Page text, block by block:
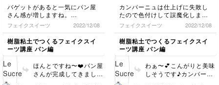
す😍パセリも頑張りまし
たね❤️ どれも100点満点
どころか300点あげちゃ
います😊❤️ こんなにも
可愛く作ってくださっ
て、ありがとうございま
した♪
がとうございました❤️
とても器用でセンスのあ
る方だとお見受けします
ので、今後もぜひ継続し
ていろんな作品を作って
みてくださいね♪ またお
😊 どうもありがとうご
ざいました✨
バゲットがあると一気にパン屋
さん感が増しますね。
何本か作ろうと思います。
先生のおかげで素敵なパン屋さ
んが出来、子どものおままごと
が捗ります。
ありがとうございました😊
フェイクスイーツ 2022/12/08
樹脂粘土でつくるフェイクスイ
ーツ講座 パン編
ほんとですね〜❤️パン屋
さんが完成してきました
カンパーニュは仕上げに失敗し
たので色付けして誤魔化しまし
た…。
真ん中の切れ込み入れるのが楽
しかったです。
クロワッサンはバランスが難し
く、なんだか横長になってしま
いました。
そのうち再チャレンジしようと
思います。
フェイクスイーツ 2022/12/08
樹脂粘土でつくるフェイクスイ
ーツ講座 パン編
わぁ〜💕こんがりと美味
しそうです♪カンパーニ